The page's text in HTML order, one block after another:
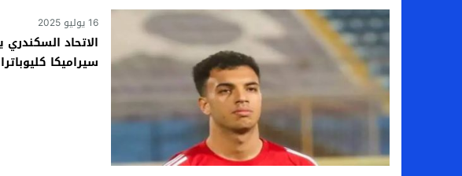
16 يوليو 2025
الاتحاد
سيراميكا كليوباترا